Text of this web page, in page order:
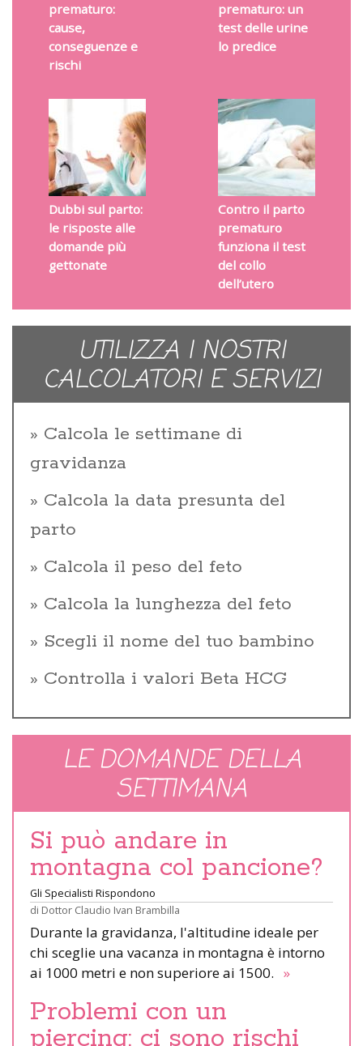
prematuro:
cause,
conseguenze e
rischi
prematuro: un
test delle urine
lo predice
Dubbi sul parto:
le risposte alle
domande più
gettonate
Contro il parto
prematuro
funziona il test
del collo
dell’utero
UTILIZZA I NOSTRI
CALCOLATORI E SERVIZI
Calcola le settimane di
gravidanza
Calcola la data presunta del
parto
Calcola il peso del feto
Calcola la lunghezza del feto
Scegli il nome del tuo bambino
Controlla i valori Beta HCG
LE DOMANDE DELLA
SETTIMANA
Si può andare in
montagna col pancione?
Gli Specialisti Rispondono
di Dottor Claudio Ivan Brambilla
Durante la gravidanza, l'altitudine ideale per
chi sceglie una vacanza in montagna è intorno
ai 1000 metri e non superiore ai 1500. »
Problemi con un
piercing: ci sono rischi